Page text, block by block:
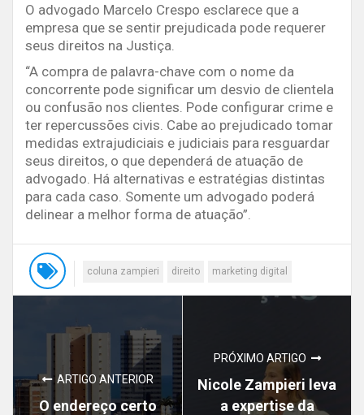
O advogado Marcelo Crespo esclarece que a
empresa que se sentir prejudicada pode requerer
seus direitos na Justiça.
“A compra de palavra-chave com o nome da
concorrente pode significar um desvio de clientela
ou confusão nos clientes. Pode configurar crime e
ter repercussões civis. Cabe ao prejudicado tomar
medidas extrajudiciais e judiciais para resguardar
seus direitos, o que dependerá de atuação de
advogado. Há alternativas e estratégias distintas
para cada caso. Somente um advogado poderá
delinear a melhor forma de atuação”.
coluna zampieri direito marketing digital
ARTIGO ANTERIOR
O endereço certo
PRÓXIMO ARTIGO
Nicole Zampieri leva
a expertise da